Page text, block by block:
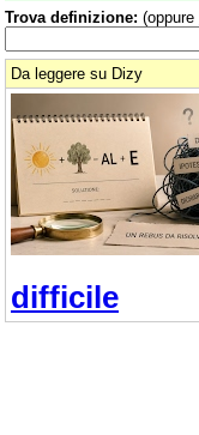
Trova definizione: (oppure
Da leggere su Dizy
difficile